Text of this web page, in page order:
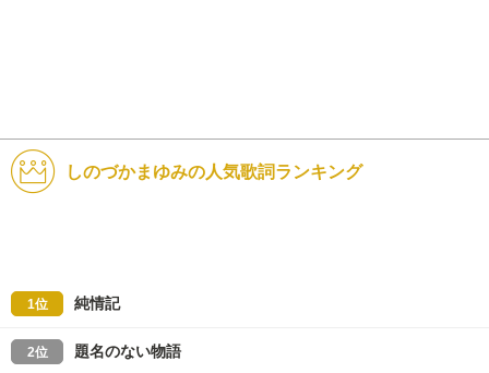
しのづかまゆみの人気歌詞ランキング
1位 純情記
2位 題名のない物語